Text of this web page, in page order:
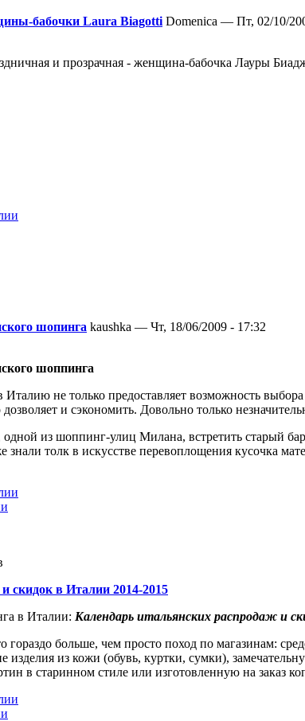
бабочки Laura Biagotti Domenica — Пт, 02/10/
и прозрачная - женщина-бабочка Лауры
шопинга kaushka — Чт, 18/06/2009 - 17:32
шоппинга
Италию не только предоставляет возможность
и сэкономить. Довольно только
из шоппинг-улиц Милана, встретить старый
знали толк в искусстве перевоплощения кусочка
скидок в Италии 2014-2015
в Италии: Календарь итальянских распродаж и
больше, чем просто поход по магазинам:
изделия из кожи (обувь, куртки, сумки),
в старинном стиле или изготовленную на заказ